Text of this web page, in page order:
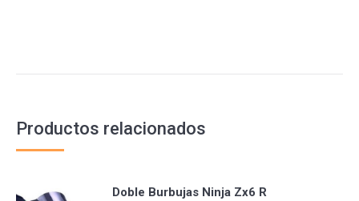
Productos relacionados
Doble Burbujas Ninja Zx6 R